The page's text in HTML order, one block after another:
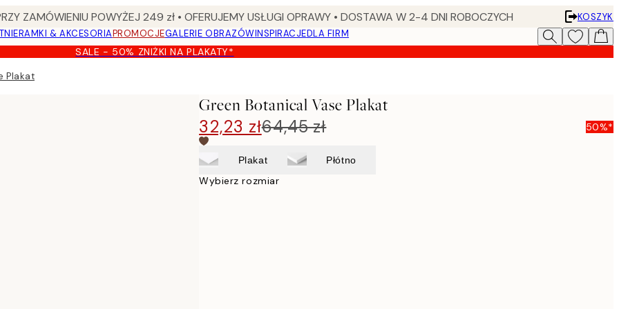
ZAMÓWIENIU POWYŻEJ 249 zł • OFERUJEMY USŁUGI OPRAWY • DOSTAWA W 2-4 DNI ROBOCZYCH
KOSZYK
RAMKI & AKCESORIAPROMOCJEGALERIE OBRAZÓWINSPIRACJEDLA FIRM
SALE - 50% ZNIŻKI NA PLAKATY*
Plakat
Green Botanical Vase Plakat
32,23 zł64,45 zł 50%*
Plakat Płótno
Wybierz rozmiar